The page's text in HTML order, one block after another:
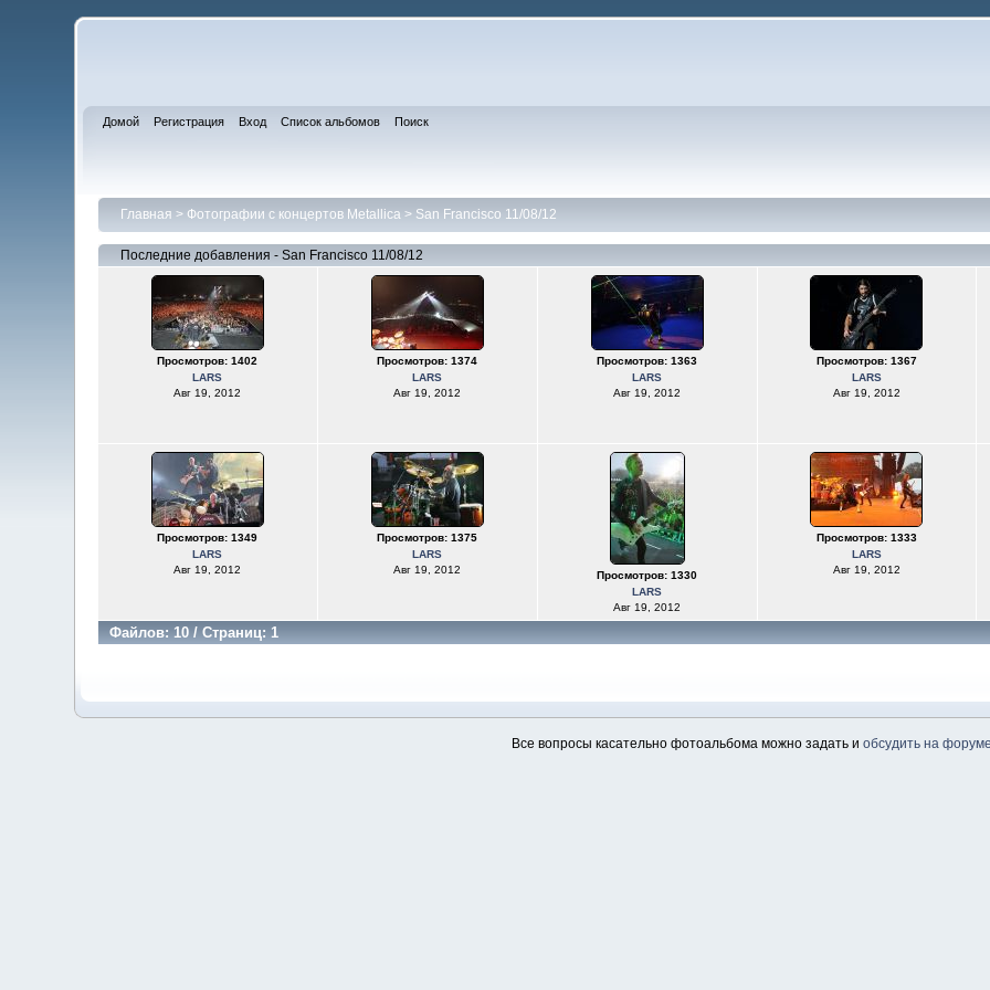
Домой Регистрация Вход Список альбомов Поиск
Главная > Фотографии с концертов Metallica> San Francisco 11/08/12
Последние добавления - San Francisco 11/08/12
Просмотров: 1402
LARS
Авг 19, 2012
Просмотров: 1374
LARS
Авг 19, 2012
Просмотров: 1363
LARS
Авг 19, 2012
Просмотров: 1367
LARS
Авг 19, 2012
Просмотров: 1349
LARS
Авг 19, 2012
Просмотров: 1375
LARS
Авг 19, 2012
Просмотров: 1330
LARS
Авг 19, 2012
Просмотров: 1333
LARS
Авг 19, 2012
Файлов: 10 / Страниц: 1
Все вопросы касательно фотоальбома можно задать и обсудить на